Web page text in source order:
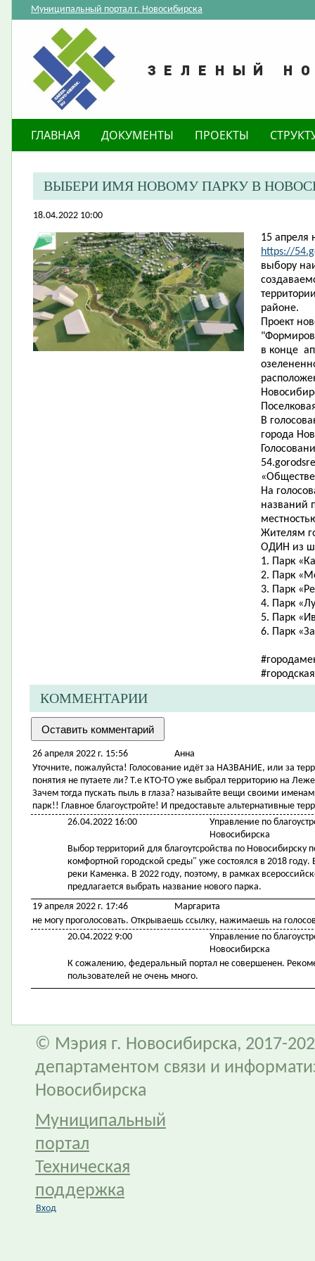
Муниципальный портал г. Новосибирска
ГЛАВНАЯ ДОКУМЕНТЫ ПРОЕКТЫ
ВЫБЕРИ ИМЯ НОВОМУ ПАРКУ В
18.04.2022 10:00
15 апреля
https://
выбору
районе.
Проект
в конце
В
города
На
названий
Жителям
ОДИН из
1. Парк
2. Парк
3. Парк
4. Парк
5. Парк
6. Парк
КОММЕНТАРИИ
26 апреля 2022 г. 15:56
Анна
Уточните, пожалуйста! Голосование идёт за НАЗВАНИЕ, или за
понятия не путаете ли? Т.е КТО-ТО уже выбрал территорию на
Зачем тогда пускать пыль в глаза? называйте вещи своими
парк!! Главное благоустройте! И предоставьте альтернативные
26.04.2022 16:00
Управление по
Новосибирска
Выбор территорий для благоутсройства по
комфортной городской среды" уже состоялся в 2018
реки Каменка. В 2022 году, поэтому, в рамках
предлагается выбрать название нового парка.
19 апреля 2022 г. 17:46
Маргарита
не могу проголосовать. Открываешь ссылку, нажимаешь на
20.04.2022 9:00
Управление по
Новосибирска
К сожалению, федеральный портал не совершенен.
пользователей не очень много.
© Мэрия г. Новосибирска, 2017-
департаментом связи и
Новосибирска
Муниципальный
портал
Техническая
поддержка
Вход